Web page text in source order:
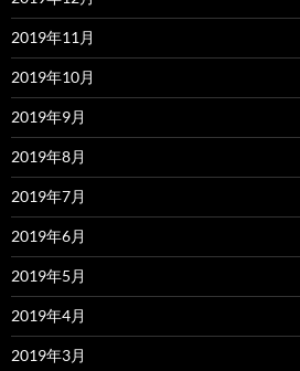
2019年11月
2019年10月
2019年9月
2019年8月
2019年7月
2019年6月
2019年5月
2019年4月
2019年3月